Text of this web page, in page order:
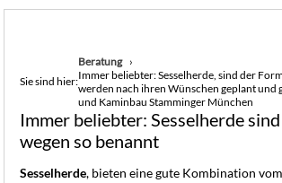
Sie sind hier:
Beratung
Immer beliebter: Sesselherde, sind der
werden nach ihren Wünschen geplant und
und Kaminbau Stamminger München
Immer beliebter: Sesselherde
wegen so benannt
Sesselherde, bieten eine gute Kombination